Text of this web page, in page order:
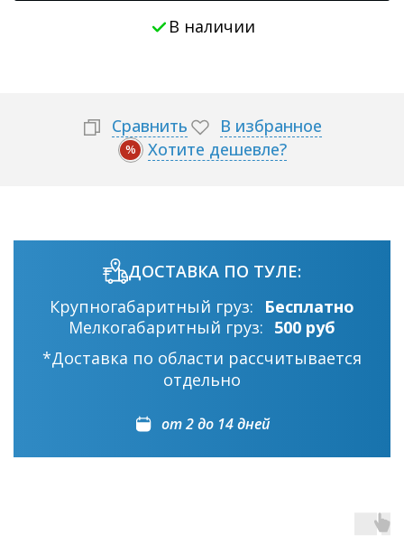
В наличии
Сравнить В избранное
% Хотите дешевле?
ДОСТАВКА ПО ТУЛЕ:
Крупногабаритный груз:
Бесплатно
Мелкогабаритный груз: 500 руб
*Доставка по области рассчитывается
отдельно
от 2 до 14 дней